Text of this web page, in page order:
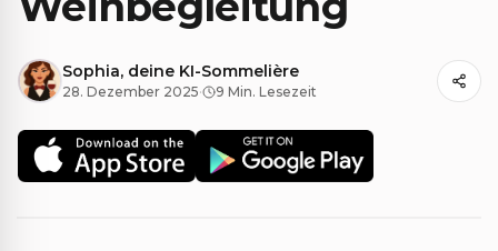
Sophia, deine KI-Sommelière
28. Dezember 2025· 9 Min. Lesezeit